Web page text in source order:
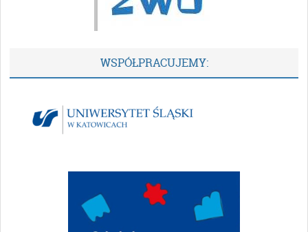
WSPÓŁPRACUJEMY: